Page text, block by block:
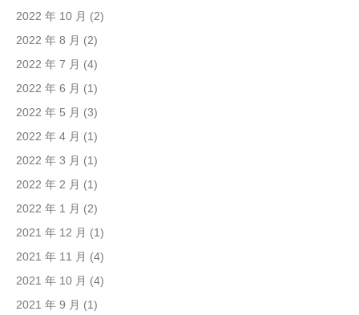
2022 年 10 月 (2)
2022 年 8 月 (2)
2022 年 7 月 (4)
2022 年 6 月 (1)
2022 年 5 月 (3)
2022 年 4 月 (1)
2022 年 3 月 (1)
2022 年 2 月 (1)
2022 年 1 月 (2)
2021 年 12 月 (1)
2021 年 11 月 (4)
2021 年 10 月 (4)
2021 年 9 月 (1)